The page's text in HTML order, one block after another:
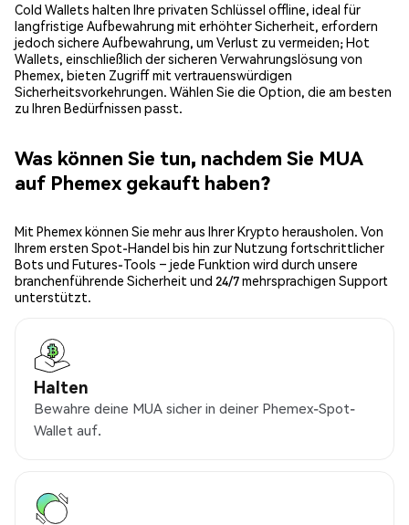
Cold Wallets halten Ihre privaten Schlüssel offline, ideal für
langfristige Aufbewahrung mit erhöhter Sicherheit, erfordern
jedoch sichere Aufbewahrung, um Verlust zu vermeiden; Hot
Wallets, einschließlich der sicheren Verwahrungslösung von
Phemex, bieten Zugriff mit vertrauenswürdigen
Sicherheitsvorkehrungen. Wählen Sie die Option, die am besten
zu Ihren Bedürfnissen passt.
Was können Sie tun, nachdem Sie MUA
auf Phemex gekauft haben?
Mit Phemex können Sie mehr aus Ihrer Krypto herausholen. Von
Ihrem ersten Spot-Handel bis hin zur Nutzung fortschrittlicher
Bots und Futures-Tools – jede Funktion wird durch unsere
branchenführende Sicherheit und 24/7 mehrsprachigen Support
unterstützt.
Halten
Bewahre deine MUA sicher in deiner Phemex-Spot-
Wallet auf.